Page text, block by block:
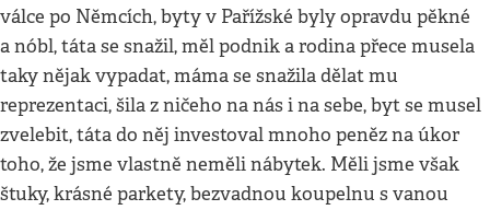
válce po Němcích, byty v Pařížské byly opravdu pěkné
a nóbl, táta se snažil, měl podnik a rodina přece musela
taky nějak vypadat, máma se snažila dělat mu
reprezentaci, šila z ničeho na nás i na sebe, byt se musel
zvelebit, táta do něj investoval mnoho peněz na úkor
toho, že jsme vlastně neměli nábytek. Měli jsme však
štuky, krásné parkety, bezvadnou koupelnu s vanou